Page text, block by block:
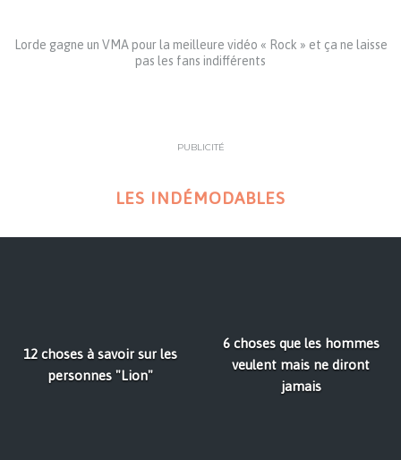
Lorde gagne un VMA pour la meilleure vidéo « Rock » et ça ne laisse
pas les fans indifférents
PUBLICITÉ
LES INDÉMODABLES
12 choses à savoir sur les
personnes "Lion"
6 choses que les hommes
veulent mais ne diront
jamais